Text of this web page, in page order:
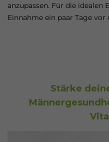
anzupassen. Für die idealen
Einnahme ein paar Tage
Stärke